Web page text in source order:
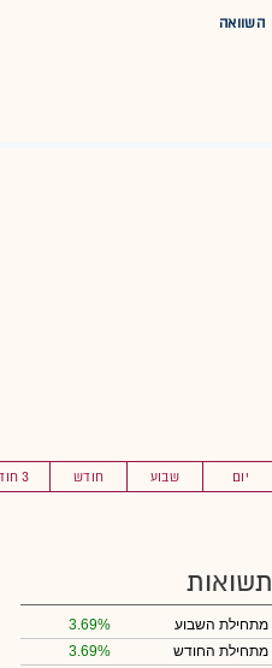
השוואה
יום שבוע חודש 3 חוד'
תשואות
מתחילת השבוע
3.69%
מתחילת החודש
3.69%